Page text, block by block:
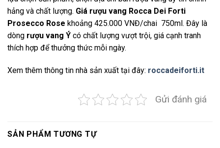
hảng và chất lượng. Giá rượu vang Rocca Dei Forti
Prosecco Rose khoảng 425.000 VNĐ/chai 750ml. Đây là
dòng rượu vang Ý có chất lượng vượt trội, giá cạnh tranh
thích hợp để thưởng thức mỗi ngày.
Xem thêm thông tin nhà sản xuất tại đây: roccadeiforti.it
Gửi đánh giá
SẢN PHẨM TƯƠNG TỰ